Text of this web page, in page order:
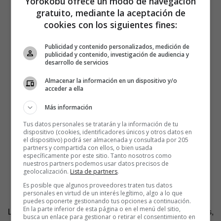
La industria ha superado, al parecer, el testeo en animales,
gratuito, mediante la aceptación de
cookies con los siguientes fines:
Publicidad y contenido personalizados, medición de
publicidad y contenido, investigación de audiencia y
desarrollo de servicios
Almacenar la información en un dispositivo y/o
acceder a ella
Más información
Tus datos personales se tratarán y la información de tu
dispositivo (cookies, identificadores únicos y otros datos en
el dispositivo) podrá ser almacenada y consultada por 205
partners y compartida con ellos, o bien usada
específicamente por este sitio. Tanto nosotros como
nuestros partners podemos usar datos precisos de
geolocalización. Lista de partners.
Es posible que algunos proveedores traten tus datos
personales en virtud de un interés legítimo, algo a lo que
puedes oponerte gestionando tus opciones a continuación.
En la parte inferior de esta página o en el menú del sitio,
busca un enlace para gestionar o retirar el consentimiento en